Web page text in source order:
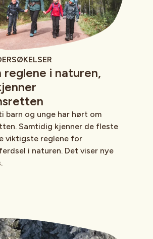
reglene i naturen,
barn og unge har hørt om
Samtidig kjenner de fleste
viktigste reglene for
i naturen. Det viser nye